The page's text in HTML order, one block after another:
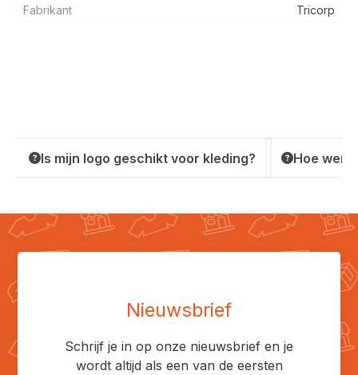
Fabrikant Tricorp
Is mijn logo geschikt voor kleding? Hoe
Nieuwsbrief
Schrijf je in op onze nieuwsbrief en je
wordt altijd als een van de eersten